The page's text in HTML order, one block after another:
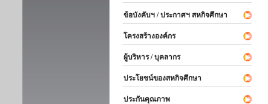
ข้อบังคับฯ / ประกาศฯ สหกิจศึกษา
โครงสร้างองค์กร
ผู้บริหาร / บุคลากร
ประโยชน์ของสหกิจศึกษา
ประกันคุณภาพ